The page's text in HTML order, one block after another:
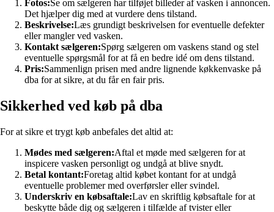
Fotos:Se om sælgeren har tilføjet billeder af vasken i annoncen.
Det hjælper dig med at vurdere dens tilstand.
Beskrivelse:Læs grundigt beskrivelsen for eventuelle defekter
eller mangler ved vasken.
Kontakt sælgeren:Spørg sælgeren om vaskens stand og stel
eventuelle spørgsmål for at få en bedre idé om dens tilstand.
Pris:Sammenlign prisen med andre lignende køkkenvaske på
dba for at sikre, at du får en fair pris.
Sikkerhed ved køb på dba
For at sikre et trygt køb anbefales det altid at:
Mødes med sælgeren:Aftal et møde med sælgeren for at
inspicere vasken personligt og undgå at blive snydt.
Betal kontant:Foretag altid købet kontant for at undgå
eventuelle problemer med overførsler eller svindel.
Underskriv en købsaftale:Lav en skriftlig købsaftale for at
beskytte både dig og sælgeren i tilfælde af tvister eller